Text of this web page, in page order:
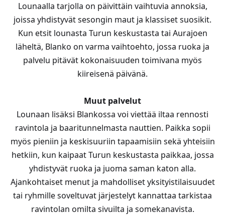
Lounaalla tarjolla on päivittäin vaihtuvia annoksia,
joissa yhdistyvät sesongin maut ja klassiset suosikit.
Kun etsit lounasta Turun keskustasta tai Aurajoen
läheltä, Blanko on varma vaihtoehto, jossa ruoka ja
palvelu pitävät kokonaisuuden toimivana myös
kiireisenä päivänä.
Muut palvelut
Lounaan lisäksi Blankossa voi viettää iltaa rennosti
ravintola ja baaritunnelmasta nauttien. Paikka sopii
myös pieniin ja keskisuuriin tapaamisiin sekä yhteisiin
hetkiin, kun kaipaat Turun keskustasta paikkaa, jossa
yhdistyvät ruoka ja juoma saman katon alla.
Ajankohtaiset menut ja mahdolliset yksityistilaisuudet
tai ryhmille soveltuvat järjestelyt kannattaa tarkistaa
ravintolan omilta sivuilta ja somekanavista.